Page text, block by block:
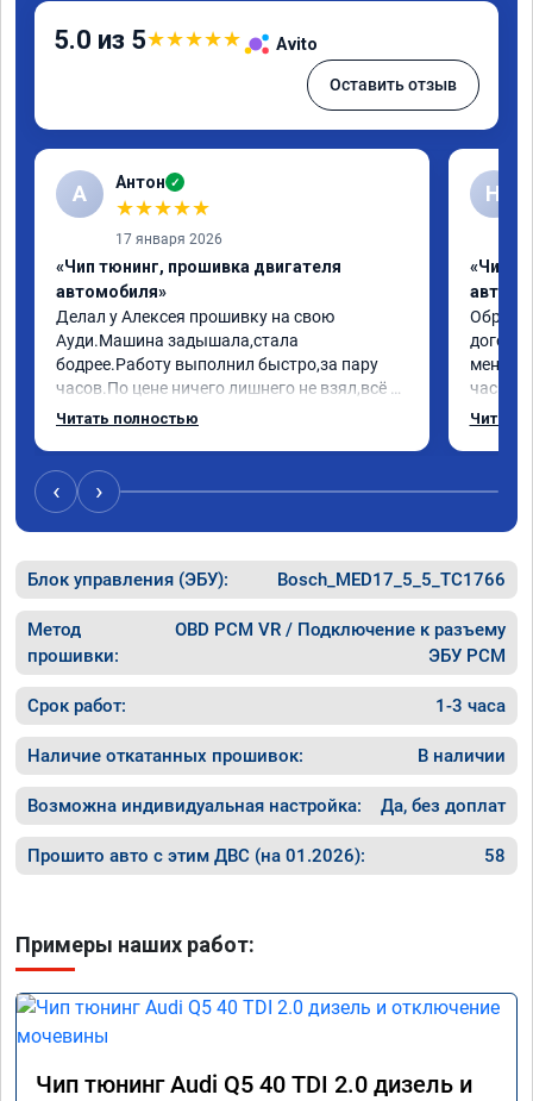
5.0 из 5★★★★★ Avito
Оставить отзыв
А Антон ✓
★★★★★
17 января 2026
«Чип тюнинг, прошивка двигателя
автомобиля»
Делал у Алексея прошивку на свою
Ауди.Машина задышала,стала
бодрее.Работу выполнил быстро,за пару
часов.По цене ничего лишнего не взял,всё
как договаривались заранее.После работы
случае поломки авто.Однозначно
рекомендую Алексея как грамотного
специалиста!
Читать полностью
Н
«Чип
меня
час
Арман
Читать
‹ ›
Блок управления (ЭБУ): Bosch_MED17_5_5_TC1766
Метод
прошивки:
OBD PCM VR / Подключение к разъему
ЭБУ PCM
Срок работ: 1-3 часа
Наличие откатанных прошивок: В наличии
Возможна индивидуальная настройка: Да, без доплат
Прошито авто с этим ДВС (на 01.2026): 58
Примеры наших работ:
Чип тюнинг Audi Q5 40 TDI 2.0 дизель и